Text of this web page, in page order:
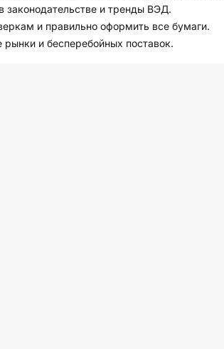
законодательстве и тренды ВЭД.
и правильно оформить все бумаги.
и бесперебойных поставок.